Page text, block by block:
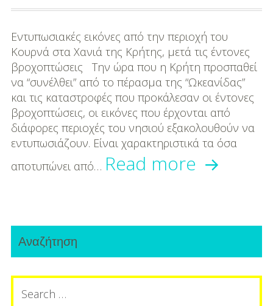
Deco
DIY
Διατροφή-Συνταγές
Συνταγές
Συμβουλές
Διατροφής
Υγεία – Ψυχολογία
Εντυπωσιακές εικόνες από την περιοχή του
Κουρνά στα Χανιά της Κρήτης, μετά τις έντονες
βροχοπτώσεις Την ώρα που η Κρήτη προσπαθεί
να “συνέλθει” από το πέρασμα της “Ωκεανίδας”
και τις καταστροφές που προκάλεσαν οι έντονες
βροχοπτώσεις, οι εικόνες που έρχονται από
διάφορες περιοχές του νησιού εξακολουθούν να
εντυπωσιάζουν. Είναι χαρακτηριστικά τα όσα
αποτυπώνει από… Read more Κρήτη:
λίμνη
Primary
Sidebar
Αναζήτηση
Search
for: